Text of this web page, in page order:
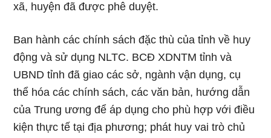
xã, huyện đã được phê duyệt.
Ban hành các chính sách đặc thù của tỉnh về huy
động và sử dụng NLTC. BCĐ XDNTM tỉnh và
UBND tỉnh đã giao các sở, ngành vận dụng, cụ
thể hóa các chính sách, các văn bản, hướng dẫn
của Trung ương để áp dụng cho phù hợp với điều
kiện thực tế tại địa phương; phát huy vai trò chủ